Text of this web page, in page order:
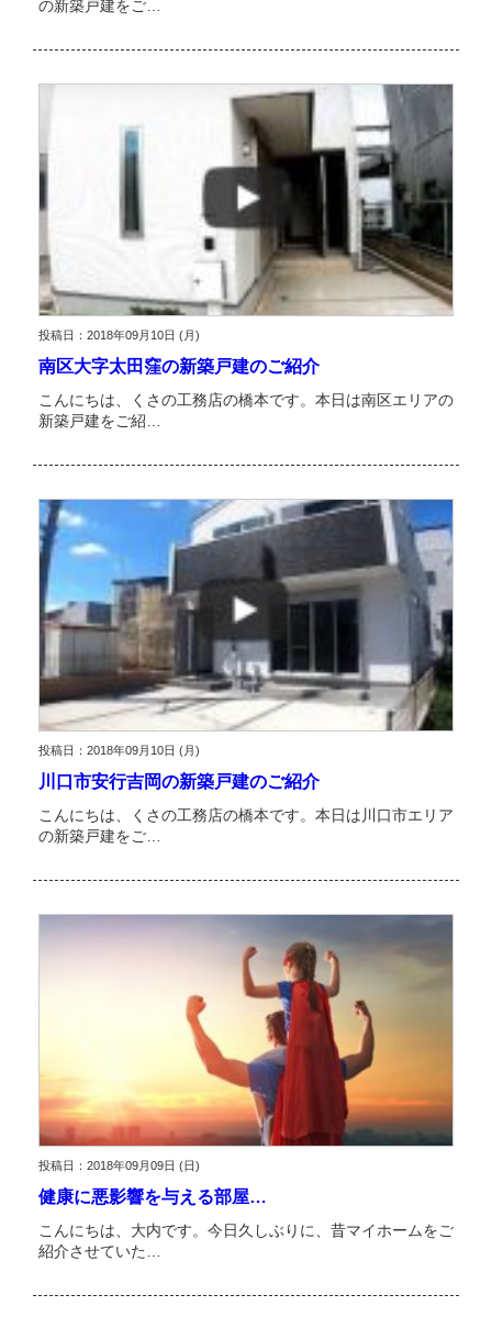
の新築戸建をご…
投稿日：2018年09月10日 (月)
南区大字太田窪の新築戸建のご紹介
こんにちは、くさの工務店の橋本です。本日は南区エリアの
新築戸建をご紹…
投稿日：2018年09月10日 (月)
川口市安行吉岡の新築戸建のご紹介
こんにちは、くさの工務店の橋本です。本日は川口市エリア
の新築戸建をご…
投稿日：2018年09月09日 (日)
健康に悪影響を与える部屋…
こんにちは、大内です。今日久しぶりに、昔マイホームをご
紹介させていた…